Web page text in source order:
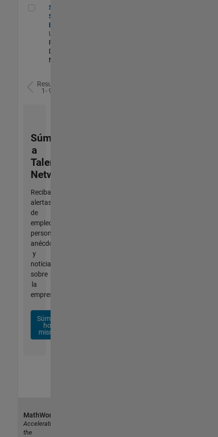
Senior C++ Software Engineer
Senior C++
Software
Engineer
US-MA-Natick
Product
Development |
Nuevo empleo
Resultados
1- 9 de
Súmese
a
Talent
Network
Reciba
alertas
de
empleo
personalizadas,
anécdotas
y
noticias
sobre
la
empresa.
Súmese
hoy
mismo
MathWorks
Accelerating
the